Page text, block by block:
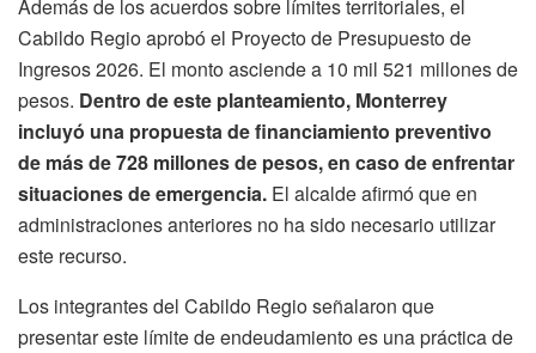
Además de los acuerdos sobre límites territoriales, el
Cabildo Regio aprobó el Proyecto de Presupuesto de
Ingresos 2026. El monto asciende a 10 mil 521 millones de
pesos. Dentro de este planteamiento, Monterrey
incluyó una propuesta de financiamiento preventivo
de más de 728 millones de pesos, en caso de enfrentar
situaciones de emergencia. El alcalde afirmó que en
administraciones anteriores no ha sido necesario utilizar
este recurso.
Los integrantes del Cabildo Regio señalaron que
presentar este límite de endeudamiento es una práctica de